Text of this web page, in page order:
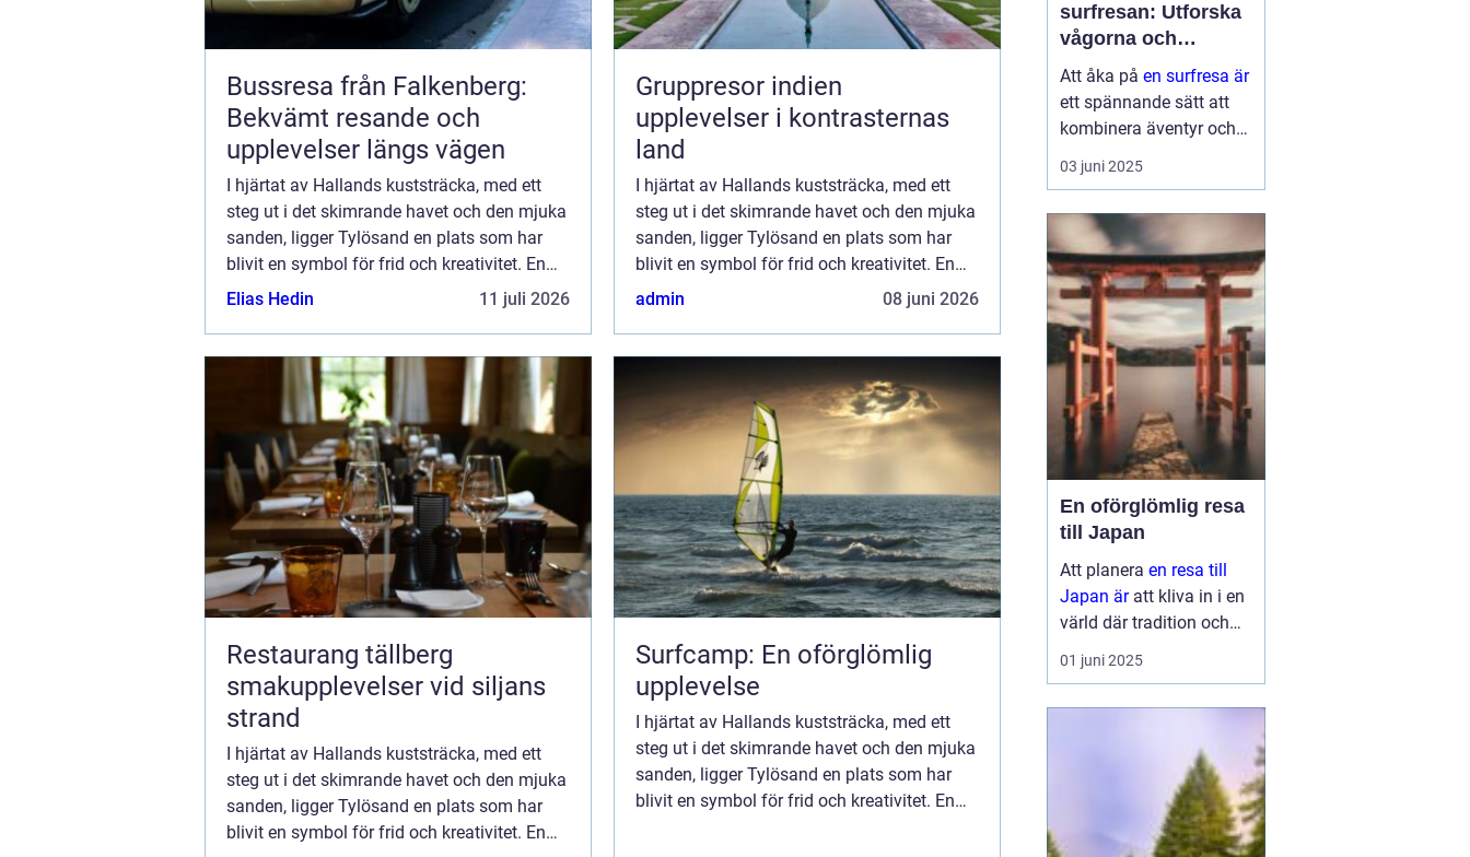
Bussresa från Falkenberg:
Bekvämt resande och
upplevelser längs vägen
I hjärtat av Hallands kuststräcka, med ett
steg ut i det skimrande havet och den mjuka
sanden, ligger Tylösand en plats som har
blivit en symbol för frid och kreativitet. En
perfekt destination för den som önskar att
Elias Hedin 11 juli 2026
Gruppresor indien
upplevelser i kontrasternas
land
I hjärtat av Hallands kuststräcka, med ett
steg ut i det skimrande havet och den mjuka
sanden, ligger Tylösand en plats som har
blivit en symbol för frid och kreativitet. En
perfekt destination för den som önskar att
admin 08 juni 2026
Restaurang tällberg
smakupplevelser vid siljans
strand
I hjärtat av Hallands kuststräcka, med ett
steg ut i det skimrande havet och den mjuka
sanden, ligger Tylösand en plats som har
blivit en symbol för frid och kreativitet. En
Surfcamp: En oförglömlig
upplevelse
I hjärtat av Hallands kuststräcka, med ett
steg ut i det skimrande havet och den mjuka
sanden, ligger Tylösand en plats som har
blivit en symbol för frid och kreativitet. En
surfresan: Utforska
vågorna och
upptäck äventyret
Att åka på en surfresa är
ett spännande sätt att
kombinera äventyr och
avkoppling. Det ger
möjlighet att uppleva
samtidigt som man
utvecklar en ny f&au...
03 juni 2025
En oförglömlig resa
till Japan
Att planera en resa till
Japan äratt kliva in i en
värld där tradition och
modernitet möts. Detta
fascinerande land
01 juni 2025